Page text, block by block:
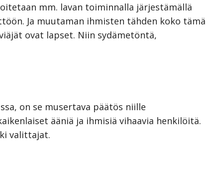
mm. lavan toiminnalla järjestämällä
Ja muutaman ihmisten tähden koko tämä
ovat lapset. Niin sydämetöntä,
on se musertava päätös niille
ääniä ja ihmisiä vihaavia henkilöitä.
valittajat.